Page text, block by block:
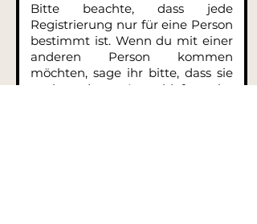
Bitte beachte, dass jede
Registrierung nur für eine Person
bestimmt ist. Wenn du mit einer
anderen Person kommen
möchten, sage ihr bitte, dass sie
auch das Anmeldeformular